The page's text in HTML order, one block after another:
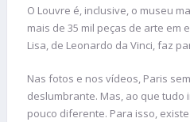
O Louvre é, inclusive, o museu
mais de 35 mil peças de arte em
Lisa, de Leonardo da Vinci, faz
Nas fotos e nos vídeos, Paris
deslumbrante. Mas, ao que tudo
pouco diferente. Para isso,